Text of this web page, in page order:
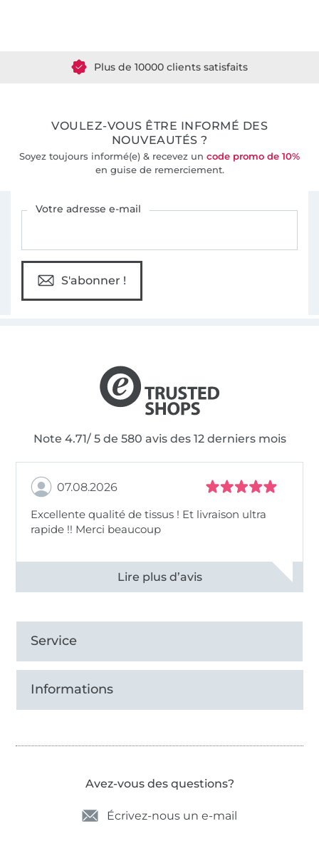
Plus de 10000 clients satisfaits
VOULEZ-VOUS ÊTRE INFORMÉ DES
NOUVEAUTÉS ?
Soyez toujours informé(e) & recevez un code promo de 10%
en guise de remerciement.
Votre adresse e-mail
S'abonner !
Note 4.71/ 5 de 580 avis des 12 derniers mois
07.08.2026
Excellente qualité de tissus ! Et livraison ultra
rapide !! Merci beaucoup
Voir tous les 11496 commentaires
Service
Informations
Avez-vous des questions?
Écrivez-nous un e-mail